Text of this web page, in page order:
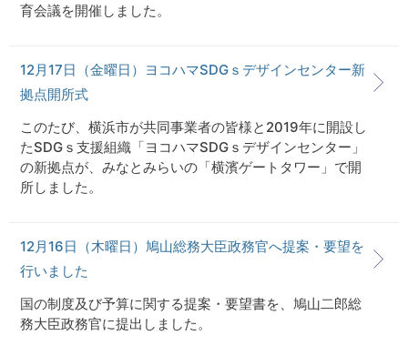
育会議を開催しました。
12月17日（金曜日）ヨコハマSDGｓデザインセンター新
拠点開所式
このたび、横浜市が共同事業者の皆様と2019年に開設し
たSDGｓ支援組織「ヨコハマSDGｓデザインセンター」
の新拠点が、みなとみらいの「横濱ゲートタワー」で開
所しました。
12月16日（木曜日）鳩山総務大臣政務官へ提案・要望を
行いました
国の制度及び予算に関する提案・要望書を、鳩山二郎総
務大臣政務官に提出しました。